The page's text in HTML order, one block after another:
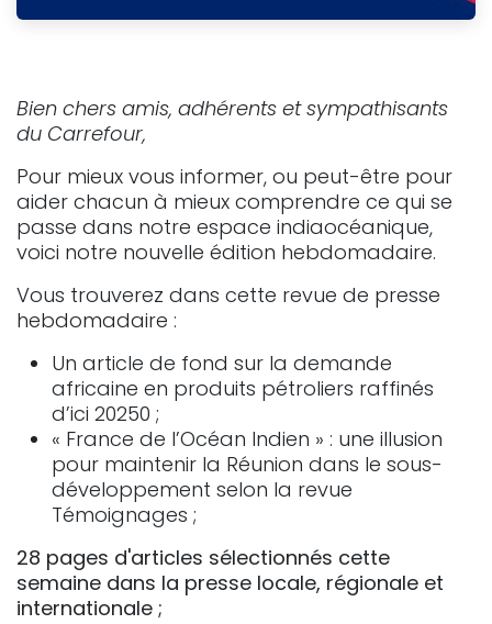
Bien chers amis, adhérents et sympathisants
du Carrefour,
Pour mieux vous informer, ou peut-être pour
aider chacun à mieux comprendre ce qui se
passe dans notre espace indiaocéanique,
voici notre nouvelle édition hebdomadaire.
Vous trouverez dans cette revue de presse
hebdomadaire :
Un article de fond sur la demande
africaine en produits pétroliers raffinés
d’ici 20250 ;
« France de l’Océan Indien » : une illusion
pour maintenir la Réunion dans le sous-
développement selon la revue
Témoignages ;
28 pages d'articles sélectionnés cette
semaine dans la presse locale, régionale et
internationale ;